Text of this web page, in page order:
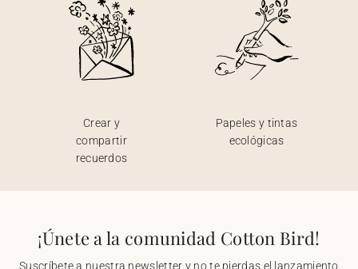
Crear y
compartir
recuerdos
Papeles y tintas
ecológicas
¡Únete a la comunidad Cotton Bird!
Suscríbete a nuestra newsletter y no te pierdas el lanzamiento